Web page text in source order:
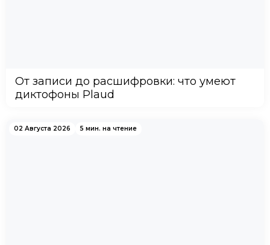
От записи до расшифровки: что умеют
диктофоны Plaud
02 Августа 2026 5 мин. на чтение